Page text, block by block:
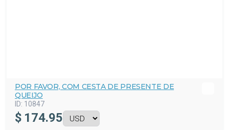
POR FAVOR, COM CESTA DE PRESENTE DE
QUEIJO
ID: 10847
$ 174.95